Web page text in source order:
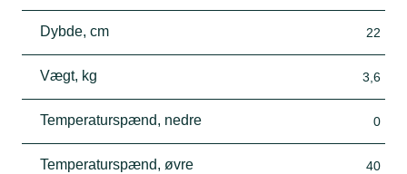
Dybde, cm 22
Vægt, kg 3,6
Temperaturspænd, nedre 0
Temperaturspænd, øvre 40